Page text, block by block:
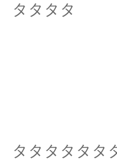
タタタタ
タタタタタタ